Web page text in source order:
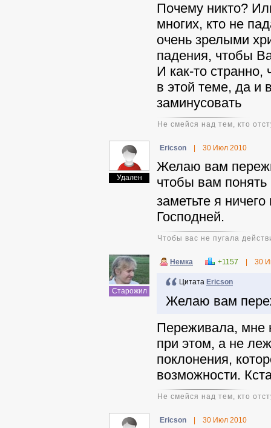
Почему никто?
многих, кто не
очень зрелыми
падения, чтобы
И как-то
в этой теме, да и
заминусовать
Не смейся над тем, кто
Удален
Ericson 30 Июл 2010
Желаю вам
чтобы вам понять
заметьте я
Господней.
Чтобы вас не пугала
Старожил
Немка +1157 30
Цитата Ericson
Желаю вам
Переживала, мне
при этом, а не
поклонения,
возможности.
Не смейся над тем, кто
Ericson 30 Июл 2010